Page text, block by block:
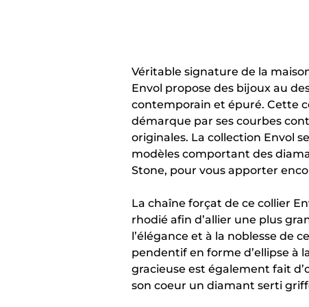
Véritable signature de la
Envol propose des bijoux au
contemporain et épuré. Cette
démarque par ses courbes
originales. La collection Envol
modèles comportant des
Stone, pour vous apporter
La chaîne forçat de ce collier
rhodié afin d’allier une plus
l’élégance et à la noblesse de
pendentif en forme d’ellipse à
gracieuse est également fait
son coeur un diamant serti